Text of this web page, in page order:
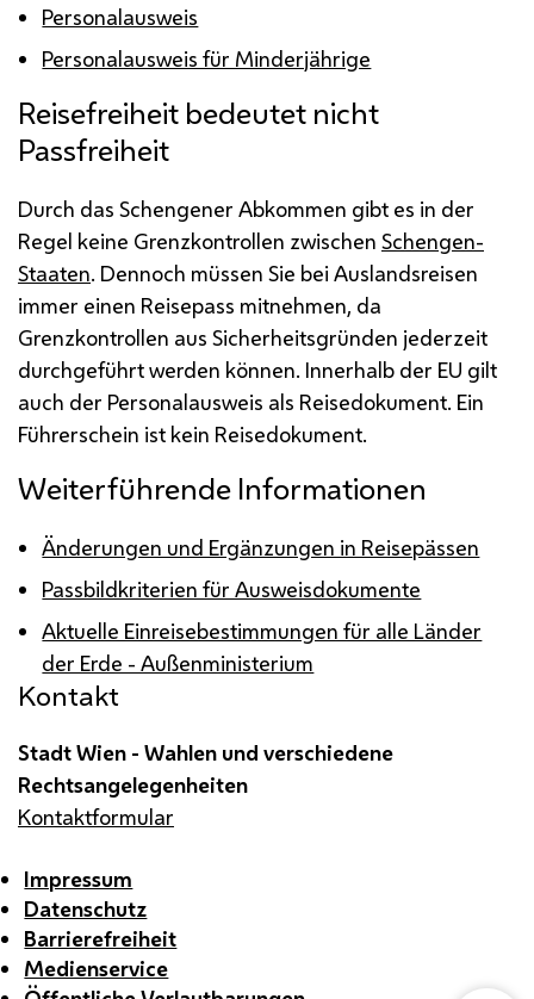
Personalausweis
Personalausweis für Minderjährige
Reisefreiheit bedeutet nicht
Passfreiheit
Durch das Schengener Abkommen gibt es in der
Regel keine Grenzkontrollen zwischen Schengen-
Staaten. Dennoch müssen Sie bei Auslandsreisen
immer einen Reisepass mitnehmen, da
Grenzkontrollen aus Sicherheitsgründen jederzeit
durchgeführt werden können. Innerhalb der EU gilt
auch der Personalausweis als Reisedokument. Ein
Führerschein ist kein Reisedokument.
Weiterführende Informationen
Änderungen und Ergänzungen in Reisepässen
Passbildkriterien für Ausweisdokumente
Aktuelle Einreisebestimmungen für alle Länder
der Erde - Außenministerium
Kontakt
Stadt Wien - Wahlen und verschiedene
Rechtsangelegenheiten
Kontaktformular
Impressum
Datenschutz
Barrierefreiheit
Medienservice